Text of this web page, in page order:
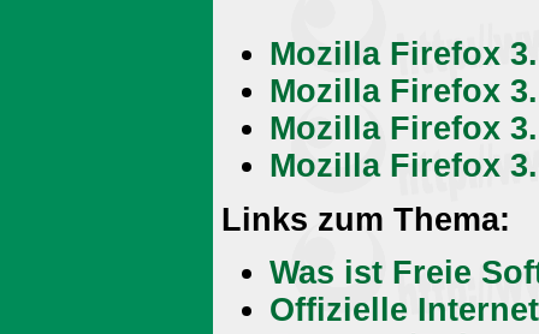
Mozilla Firefox
Mozilla Firefox
Mozilla Firefox
Mozilla Firefox
Links zum Thema:
Was ist Freie
Offizielle